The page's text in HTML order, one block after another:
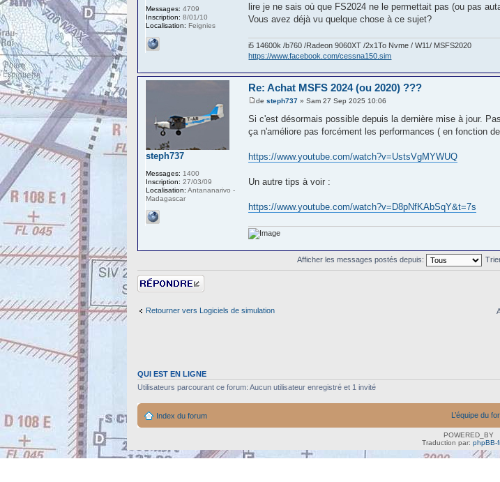
lire je ne sais où que FS2024 ne le permettait pas (ou pas
Vous avez déjà vu quelque chose à ce sujet?
i5 14600k /b760 /Radeon 9060XT /2x1To Nvme / W11/ MSFS2020
https://www.facebook.com/cessna150.sim
Messages: 4709
Inscription: 8/01/10
Localisation: Feignies
Re: Achat MSFS 2024 (ou 2020) ???
desteph737 » Sam 27 Sep 2025 10:06
Si c'est désormais possible depuis la dernière mise à jour.
ça n'améliore pas forcément les performances ( en fonction
https://www.youtube.com/watch?v=UstsVgMYWUQ
Un autre tips à voir :
https://www.youtube.com/watch?v=D8pNfKAbSqY&t=7s
steph737
Messages: 1400
Inscription: 27/03/09
Localisation: Antananarivo -
Madagascar
Afficher les messages postés depuis:
Répondre
Retourner vers Logiciels de simulation
QUI EST EN LIGNE
Utilisateurs parcourant ce forum: Aucun utilisateur enregistré et 1 invité
Index du forum L’équipe du
POWERED_BY
Traduction par: phpBB-